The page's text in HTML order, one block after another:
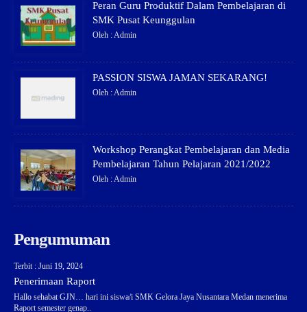
Peran Guru Produktif Dalam Pembelajaran di
SMK Pusat Keunggulan
Oleh : Admin
PASSION SISWA JAMAN SEKARANG!
Oleh : Admin
Workshop Perangkat Pembelajaran dan Media
Pembelajaran Tahun Pelajaran 2021/2022
Oleh : Admin
Pengumuman
Terbit : Juni 19, 2024
Penerimaan Raport
Hallo sehabat GJN… hari ini siswa/i SMK Gelora Jaya Nusantara Medan menerima
Raport semester genap..